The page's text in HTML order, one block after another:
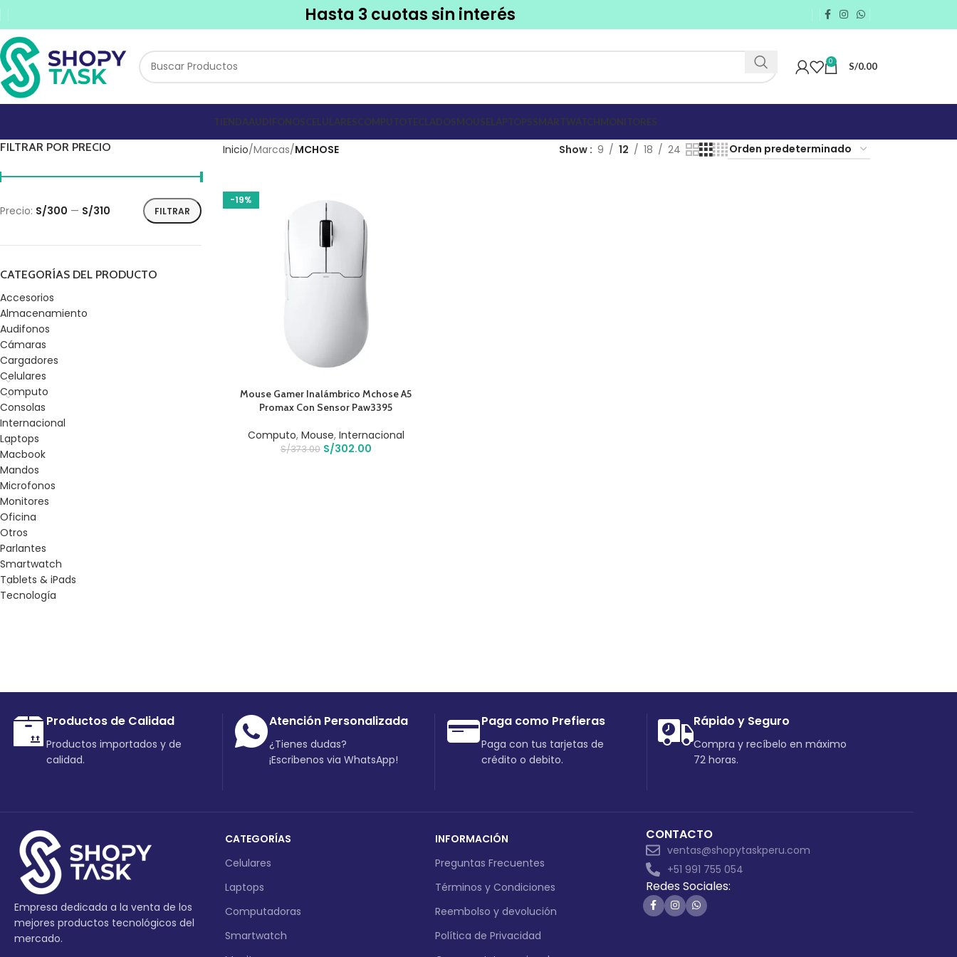
Hasta 3 cuotas sin interés
0 S/0.00
TIENDAAUDIFONOSCELULARESCOMPUTOTECLADOSMOUSELAPTOPSSMARTWATCHMONITORES
FILTRAR POR PRECIO
FILTRAR
Precio: S/300 — S/310
CATEGORÍAS DEL PRODUCTO
Accesorios
Almacenamiento
Audifonos
Cámaras
Cargadores
Celulares
Computo
Consolas
Internacional
Laptops
Macbook
Mandos
Microfonos
Monitores
Oficina
Otros
Parlantes
Smartwatch
Tablets & iPads
Tecnología
Inicio Marcas MCHOSE Show 9 12 18 24
-19%
AÑADIR AL CARRITO
Mouse Gamer Inalámbrico Mchose A5
Promax Con Sensor Paw3395
Computo, Mouse, Internacional
S/373.00 S/302.00
Productos de Calidad
Productos importados y de
calidad.
Atención Personalizada
¿Tienes dudas?
¡Escribenos via WhatsApp!
Paga como Prefieras
Paga con tus tarjetas de
crédito o debito.
Rápido y Seguro
Compra y recíbelo en máximo
72 horas.
Empresa dedicada a la venta de los
mejores productos tecnológicos del
mercado.
CATEGORÍAS
Celulares
Laptops
Computadoras
Smartwatch
INFORMACIÓN
Preguntas Frecuentes
Términos y Condiciones
Reembolso y devolución
Política de Privacidad
CONTACTO
ventas@shopytaskperu.com
+51 991 755 054
Redes Sociales: